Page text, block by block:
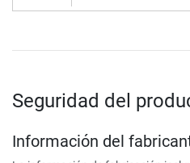
Seguridad del
Información del